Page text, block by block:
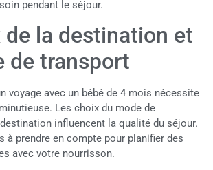
pendant le séjour.
de la destination et
de transport
voyage avec un bébé de 4 mois nécessite
Les choix du mode de
influencent la qualité du séjour.
à prendre en compte pour planifier des
avec votre nourrisson.